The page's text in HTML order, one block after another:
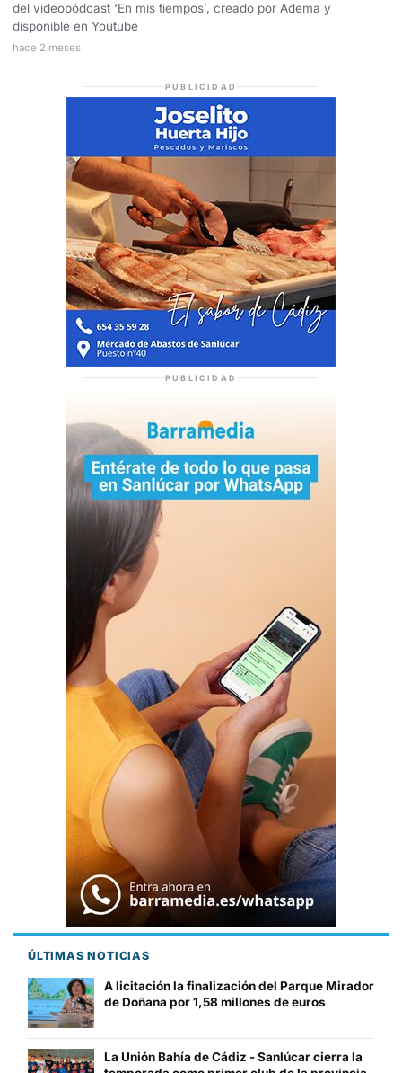
del videopódcast ‘En mis tiempos’, creado por Adema y
disponible en Youtube
hace 2 meses
PUBLICIDAD
PUBLICIDAD
ÚLTIMAS NOTICIAS
A licitación la finalización del Parque Mirador
de Doñana por 1,58 millones de euros
La Unión Bahía de Cádiz - Sanlúcar cierra la